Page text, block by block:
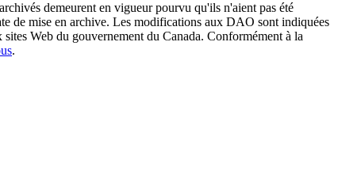
demeurent en vigueur pourvu qu'ils n'aient pas été
de mise en archive. Les modifications aux DAO sont indiquées
Web du gouvernement du Canada. Conformément à la
.